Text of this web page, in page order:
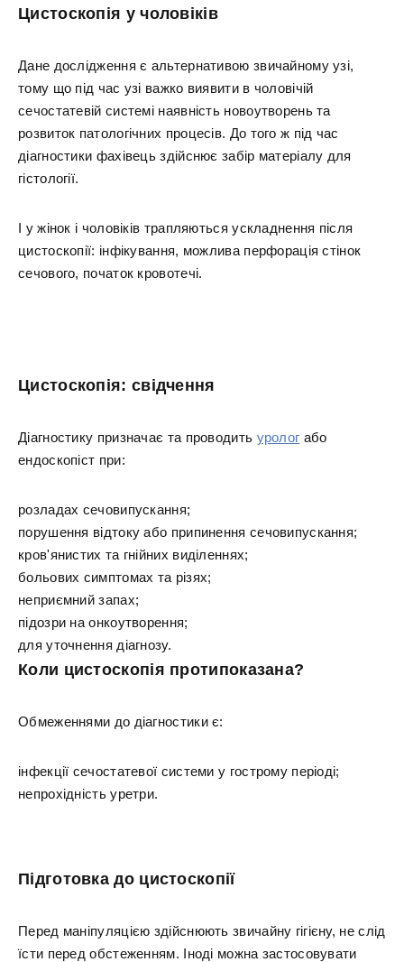
Цистоскопія у чоловіків
Дане дослідження є альтернативою звичайному узі,
тому що під час узі важко виявити в чоловічій
сечостатевій системі наявність новоутворень та
розвиток патологічних процесів. До того ж під час
діагностики фахівець здійснює забір матеріалу для
гістології.
І у жінок і чоловіків трапляються ускладнення після
цистоскопії: інфікування, можлива перфорація стінок
сечового, початок кровотечі.
Цистоскопія: свідчення
Діагностику призначає та проводить уролог або
ендоскопіст при:
розладах сечовипускання;
порушення відтоку або припинення сечовипускання;
кров'янистих та гнійних виділеннях;
больових симптомах та різях;
неприємний запах;
підозри на онкоутворення;
для уточнення діагнозу.
Коли цистоскопія протипоказана?
Обмеженнями до діагностики є:
інфекції сечостатевої системи у гострому періоді;
непрохідність уретри.
Підготовка до цистоскопії
Перед маніпуляцією здійснюють звичайну гігієну, не слід
їсти перед обстеженням. Іноді можна застосовувати